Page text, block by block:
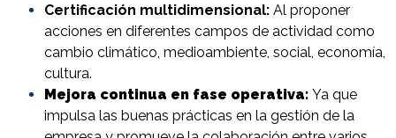
Certificación multidimensional: Al proponer
acciones en diferentes campos de actividad como
cambio climático, medioambiente, social, economía,
cultura.
Mejora continua en fase operativa: Ya que
impulsa las buenas prácticas en la gestión de la